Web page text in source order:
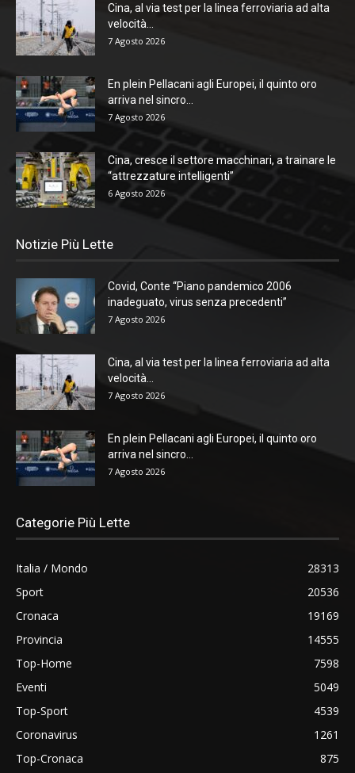
Cina, al via test per la linea ferroviaria ad alta
velocità...
7 Agosto 2026
En plein Pellacani agli Europei, il quinto oro
arriva nel sincro...
7 Agosto 2026
Cina, cresce il settore macchinari, a trainare le
“attrezzature intelligenti”
6 Agosto 2026
Notizie Più Lette
Covid, Conte “Piano pandemico 2006
inadeguato, virus senza precedenti”
7 Agosto 2026
Cina, al via test per la linea ferroviaria ad alta
velocità...
7 Agosto 2026
En plein Pellacani agli Europei, il quinto oro
arriva nel sincro...
7 Agosto 2026
Categorie Più Lette
Italia / Mondo
28313
Sport
20536
Cronaca
19169
Provincia
14555
Top-Home
7598
Eventi
5049
Top-Sport
4539
Coronavirus
1261
Top-Cronaca
875